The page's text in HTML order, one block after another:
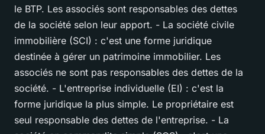
le BTP. Les associés sont responsables des dettes
de la société selon leur apport. - La société civile
immobilière (SCI) : c'est une forme juridique
destinée à gérer un patrimoine immobilier. Les
associés ne sont pas responsables des dettes de la
société. - L'entreprise individuelle (EI) : c'est la
forme juridique la plus simple. Le propriétaire est
seul responsable des dettes de l'entreprise. - La